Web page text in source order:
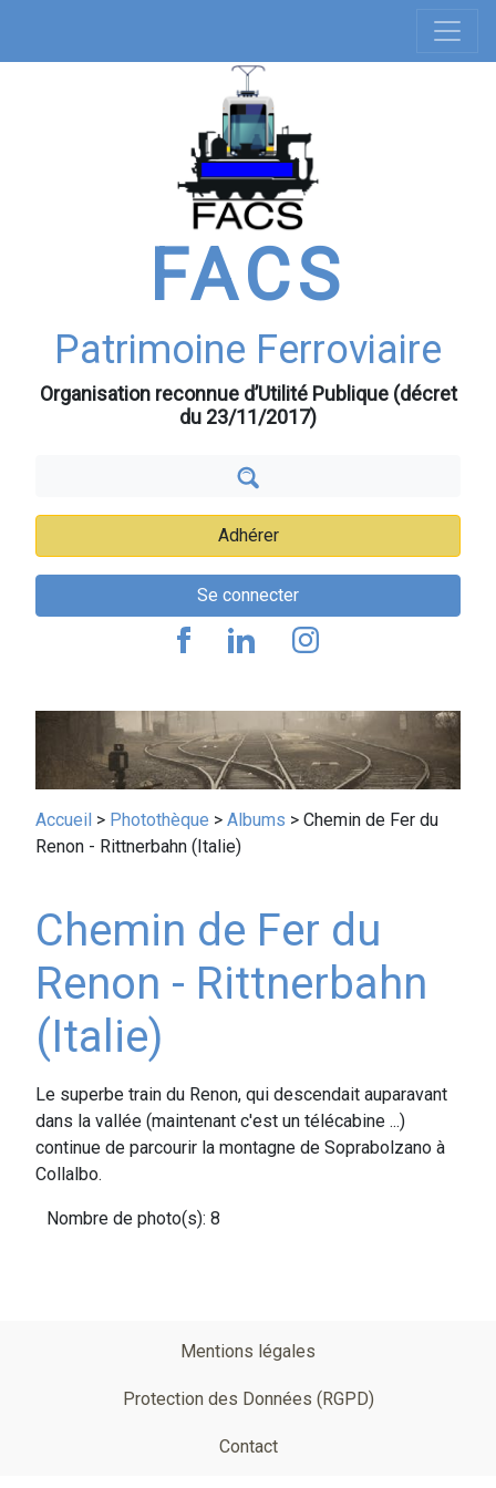
contenu
FACS
Patrimoine Ferroviaire
Organisation reconnue d’Utilité Publique (décret
du 23/11/2017)
Adhérer
Se connecter
principale
Fil
Accueil Photothèque Albums
Chemin de Fer du
Renon - Rittnerbahn (Italie)
Chemin de Fer du
Renon - Rittnerbahn
(Italie)
Le superbe train du Renon, qui descendait auparavant
dans la vallée (maintenant c'est un télécabine ...)
continue de parcourir la montagne de Soprabolzano à
Collalbo.
Nombre de photo(s): 8
Mentions légales
Protection des Données (RGPD)
Contact